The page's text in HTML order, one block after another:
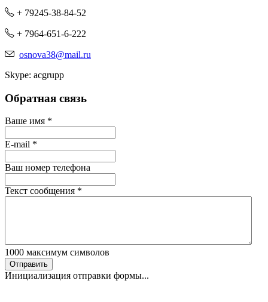
+ 79245-38-84-52
+ 7964-651-6-222
osnova38@mail.ru
Skype: acgrupp
Обратная связь
Ваше имя *
E-mail *
Ваш номер телефона
Текст сообщения *
1000 максимум символов
Отправить
Инициализация отправки формы...